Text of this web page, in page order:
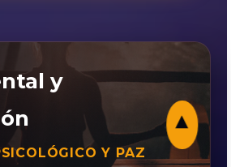
y
Y PAZ
▾